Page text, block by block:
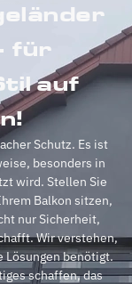
für
auf
Schutz. Es ist
besonders in
wird. Stellen Sie
Balkon sitzen,
nur Sicherheit,
Wir verstehen,
Lösungen benötigt.
schaffen, das